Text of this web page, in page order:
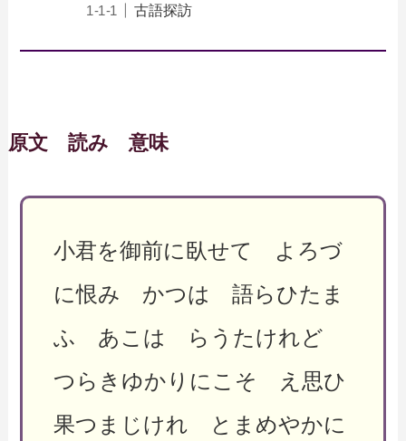
古語探訪
原文 読み 意味
小君を御前に臥せて よろづ
に恨み かつは 語らひたま
ふ あこは らうたけれど
つらきゆかりにこそ え思ひ
果つまじけれ とまめやかに